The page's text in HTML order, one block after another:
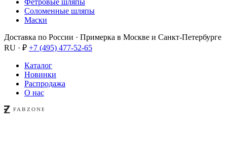
Фетровые шляпы
Соломенные шляпы
Маски
Доставка по России · Примерка в Москве и Санкт-Петербурге
RU · ₽ +7 (495) 477-52-65
Каталог
Новинки
Распродажа
О нас